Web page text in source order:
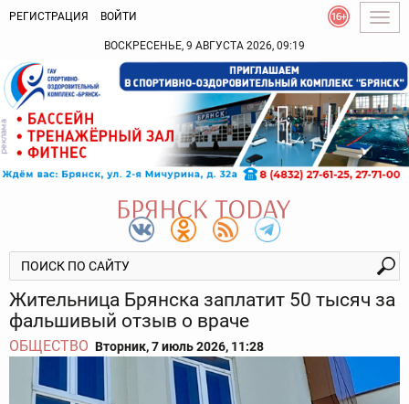
РЕГИСТРАЦИЯ ВОЙТИ
ВОСКРЕСЕНЬЕ, 9 АВГУСТА 2026, 09:19
Жительница Брянска заплатит 50 тысяч за
фальшивый отзыв о враче
ОБЩЕСТВО Вторник, 7 июль 2026, 11:28